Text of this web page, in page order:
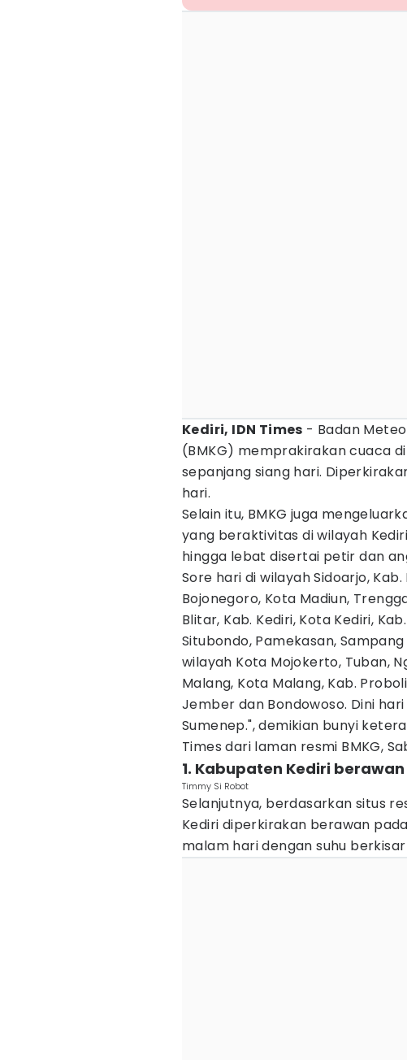
Kediri, IDN Times - Badan
(BMKG) memprakirakan cuaca
sepanjang siang hari.
hari.
Selain itu, BMKG juga
yang beraktivitas di wilayah
hingga lebat disertai petir dan
Sore hari di wilayah Sidoarjo,
Bojonegoro, Kota Madiun,
Blitar, Kab. Kediri, Kota Kediri,
Situbondo, Pamekasan,
wilayah Kota Mojokerto, Tuban,
Malang, Kota Malang, Kab.
Jember dan Bondowoso. Dini
Sumenep.", demikian bunyi
Times dari laman resmi BMKG,
1. Kabupaten Kediri
Timmy Si Robot
Selanjutnya, berdasarkan situs
Kediri diperkirakan berawan
malam hari dengan suhu